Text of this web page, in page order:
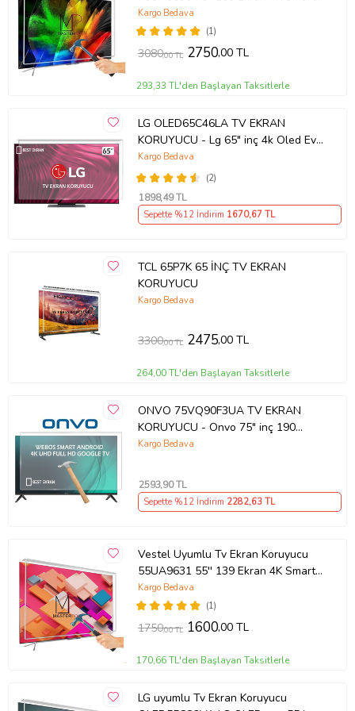
Android TV
(1)
Kargo Bedava
3080,00 TL 2750,00 TL
293,33 TL'den Başlayan Taksitlerle
LG OLED65C46LA TV EKRAN
KORUYUCU - Lg 65" inç 4k Oled Evo
Ekran Koruyucu
(2)
Kargo Bedava
1898,49 TL
Sepette %12 İndirim 1670,67 TL
TCL 65P7K 65 İNÇ TV EKRAN
KORUYUCU
Kargo Bedava
3300,00 TL 2475,00 TL
264,00 TL'den Başlayan Taksitlerle
ONVO 75VQ90F3UA TV EKRAN
KORUYUCU - Onvo 75" inç 190
Ekran QLED Şeffaf Koruma paneli
Kargo Bedava
2593,90 TL
Sepette %12 İndirim 2282,63 TL
Vestel Uyumlu Tv Ekran Koruyucu
55UA9631 55'' 139 Ekran 4K Smart
Android TV
(1)
Kargo Bedava
1750,00 TL 1600,00 TL
170,66 TL'den Başlayan Taksitlerle
LG uyumlu Tv Ekran Koruyucu